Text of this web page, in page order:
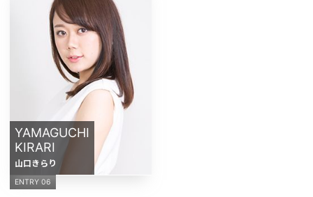
YAMAGUCHI
KIRARI
山口きらり
ENTRY 06